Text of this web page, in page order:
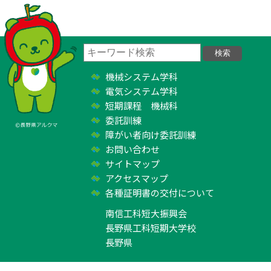
機械システム学科
電気システム学科
短期課程 機械科
委託訓練
障がい者向け委託訓練
お問い合わせ
サイトマップ
アクセスマップ
各種証明書の交付について
南信工科短大振興会
長野県工科短期大学校
長野県